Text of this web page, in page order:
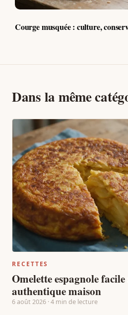
Courge musquée : culture,
Dans la même
RECETTES
Omelette espagnole
authentique maison
6 août 2026 · 4 min de lecture